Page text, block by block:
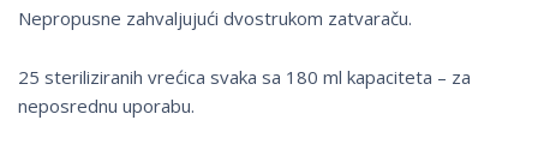
Nepropusne zahvaljujući dvostrukom zatvaraču.
25 steriliziranih vrećica svaka sa 180 ml kapaciteta – za
neposrednu uporabu.